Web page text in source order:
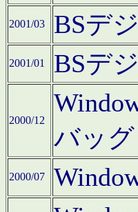
2001/03 BSデ
2001/01 BSデ
2000/12
バッ
2000/07